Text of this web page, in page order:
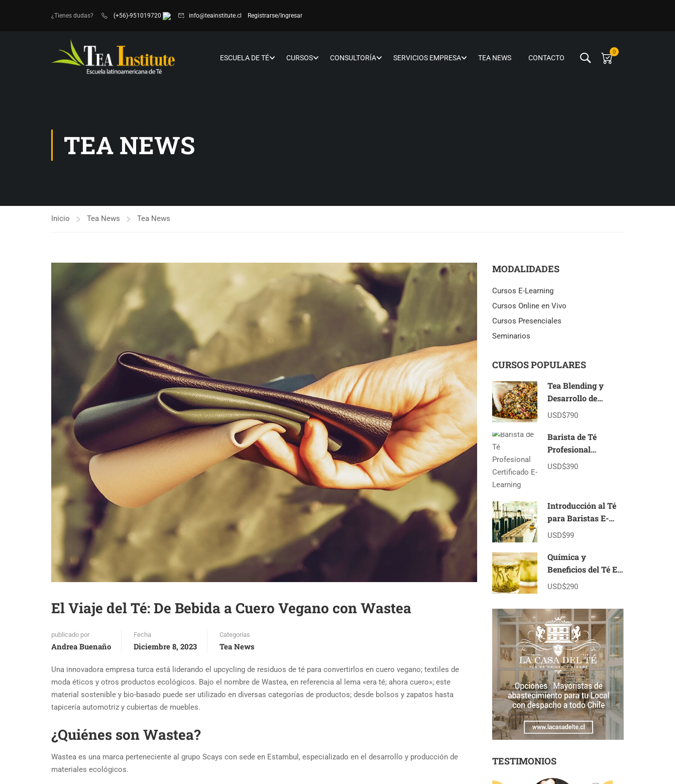
¿Tienes dudas? (+56)-951019720 info@teainstitute.cl Registrarse/Ingresar
ESCUELA DE TÉ CURSOS CONSULTORÍA SERVICIOS EMPRESA TEA NEWS CONTACTO
0
TEA NEWS
Inicio Tea News Tea News
El Viaje del Té: De Bebida a Cuero Vegano con Wastea
publicado por
Andrea Buenaño
Fecha
Diciembre 8, 2023
Categorías
Tea News
Una innovadora empresa turca está liderando el upcycling de residuos de té para convertirlos en cuero vegano; textiles de
moda éticos y otros productos ecológicos. Bajo el nombre de Wastea, en referencia al lema «era té; ahora cuero»; este
material sostenible y bio-basado puede ser utilizado en diversas categorías de productos; desde bolsos y zapatos hasta
tapicería automotriz y cubiertas de muebles.
¿Quiénes son Wastea?
Wastea es una marca perteneciente al grupo Scays con sede en Estambul, especializado en el desarrollo y producción de
materiales ecológicos.
MODALIDADES
Cursos E-Learning
Cursos Online en Vivo
Cursos Presenciales
Seminarios
CURSOS POPULARES
Tea Blending y
Desarrollo de
Marcas de Té E-
USD$790
Barista de Té
Profesional
Certificado E-
USD$390
Introducción al Té
para Baristas E-
learning
USD$99
Química y
Beneficios del Té E-
Learning
USD$290
TESTIMONIOS